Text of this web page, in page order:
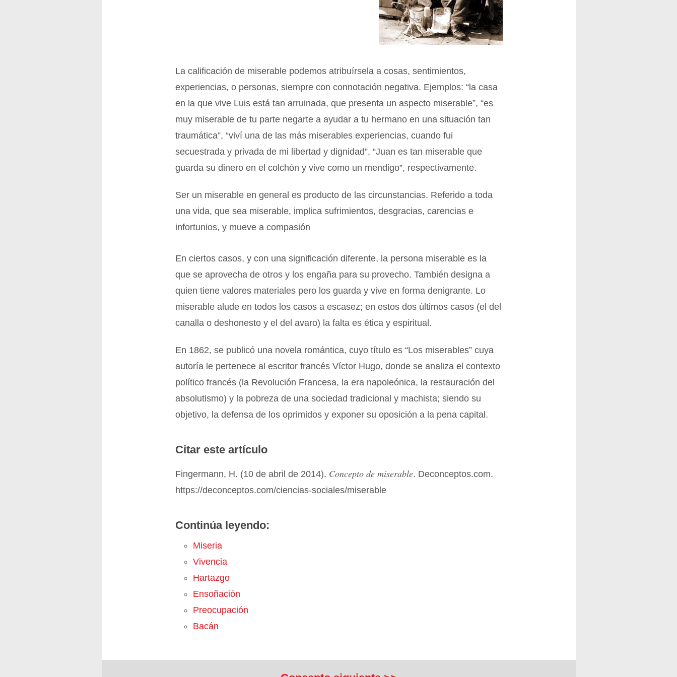
La calificación de miserable podemos atribuírsela a cosas, sentimientos,
experiencias, o personas, siempre con connotación negativa. Ejemplos: “la casa
en la que vive Luis está tan arruinada, que presenta un aspecto miserable”, “es
muy miserable de tu parte negarte a ayudar a tu hermano en una situación tan
traumática”, “viví una de las más miserables experiencias, cuando fui
secuestrada y privada de mi libertad y dignidad”, “Juan es tan miserable que
guarda su dinero en el colchón y vive como un mendigo”, respectivamente.
Ser un miserable en general es producto de las circunstancias. Referido a toda
una vida, que sea miserable, implica sufrimientos, desgracias, carencias e
infortunios, y mueve a compasión
En ciertos casos, y con una significación diferente, la persona miserable es la
que se aprovecha de otros y los engaña para su provecho. También designa a
quien tiene valores materiales pero los guarda y vive en forma denigrante. Lo
miserable alude en todos los casos a escasez; en estos dos últimos casos (el del
canalla o deshonesto y el del avaro) la falta es ética y espiritual.
En 1862, se publicó una novela romántica, cuyo título es “Los miserables” cuya
autoría le pertenece al escritor francés Víctor Hugo, donde se analiza el contexto
político francés (la Revolución Francesa, la era napoleónica, la restauración del
absolutismo) y la pobreza de una sociedad tradicional y machista; siendo su
objetivo, la defensa de los oprimidos y exponer su oposición a la pena capital.
Citar este artículo
Fingermann, H. (10 de abril de 2014). Concepto de miserable. Deconceptos.com.
https://deconceptos.com/ciencias-sociales/miserable
Continúa leyendo:
Miseria
Vivencia
Hartazgo
Ensoñación
Preocupación
Bacán